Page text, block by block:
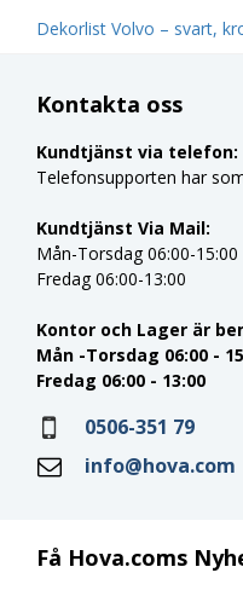
Dekorlist Volvo – svart,
Få Hova.coms
Kontakta oss
Kundtjänst via telefon:
Telefonsupporten har
Kundtjänst Via Mail:
Mån-Torsdag 06:00-15:00
Fredag 06:00-13:00
Kontor och Lager är
Mån -Torsdag 06:00 -
Fredag 06:00 - 13:00
0506-351 79
info@hova.com